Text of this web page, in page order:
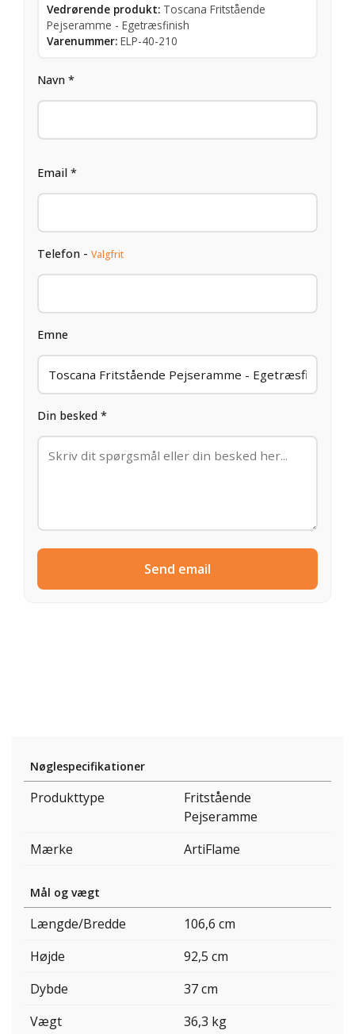
Vedrørende produkt: Toscana Fritstående
Pejseramme - Egetræsfinish
Varenummer: ELP-40-210
Navn *
Email *
Telefon - Valgfrit
Emne
Din besked *
Send email
Nøglespecifikationer
Produkttype
Fritstående
Pejseramme
Mærke
ArtiFlame
Mål og vægt
Længde/Bredde
106,6 cm
Højde
92,5 cm
Dybde
37 cm
Vægt
36,3 kg